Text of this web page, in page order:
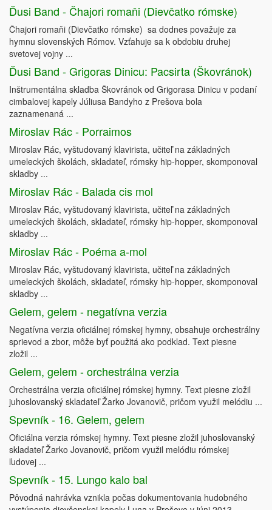
Ďusi Band - Čhajori romaňi (Dievčatko rómske)
Čhajori romaňi (Dievčatko rómske) sa dodnes považuje za
hymnu slovenských Rómov. Vzťahuje sa k obdobiu druhej
svetovej vojny ...
Ďusi Band - Grigoras Dinicu: Pacsirta (Škovránok)
Inštrumentálna skladba Škovránok od Grigorasa Dinicu v podaní
cimbalovej kapely Júliusa Bandyho z Prešova bola
zaznamenaná ...
Miroslav Rác - Porraimos
Miroslav Rác, vyštudovaný klavirista, učiteľ na základných
umeleckých školách, skladateľ, rómsky hip-hopper, skomponoval
skladby ...
Miroslav Rác - Balada cis mol
Miroslav Rác, vyštudovaný klavirista, učiteľ na základných
umeleckých školách, skladateľ, rómsky hip-hopper, skomponoval
skladby ...
Miroslav Rác - Poéma a-mol
Miroslav Rác, vyštudovaný klavirista, učiteľ na základných
umeleckých školách, skladateľ, rómsky hip-hopper, skomponoval
skladby ...
Gelem, gelem - negatívna verzia
Negatívna verzia oficiálnej rómskej hymny, obsahuje orchestrálny
sprievod a zbor, môže byť použitá ako podklad. Text piesne
zložil ...
Gelem, gelem - orchestrálna verzia
Orchestrálna verzia oficiálnej rómskej hymny. Text piesne zložil
juhoslovanský skladateľ Žarko Jovanovič, pričom využil melódiu ...
Spevník - 16. Gelem, gelem
Oficiálna verzia rómskej hymny. Text piesne zložil juhoslovanský
skladateľ Žarko Jovanovič, pričom využil melódiu rómskej
ľudovej ...
Spevník - 15. Lungo kalo bal
Pôvodná nahrávka vznikla počas dokumentovania hudobného